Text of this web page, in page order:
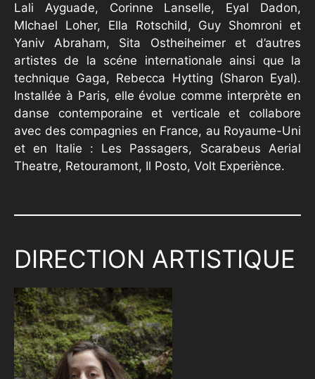
Lali Ayguade, Corinne Lanselle, Eyal Dadon,
MIchael Loher, Ella Rotschild, Guy Shomroni et
Yaniv Abraham, Sita Ostheiheimer et d’autres
artistes de la scéne internationale ainsi que la
technique Gaga, Rebecca Hytting (Sharon Eyal).
Installée à Paris, elle évolue comme interprète en
danse contemporaine et verticale et collabore
avec des compagnies en France, au Royaume-Uni
et en Italie : Les Passagers, Scarabeus Aerial
Theatre, Retouramont, Il Posto, Volt Experiènce.
DIRECTION ARTISTIQUE